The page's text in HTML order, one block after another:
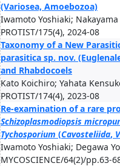
(Variosea, Amoebozoa)
Iwamoto Yoshiaki; Nakayama
PROTIST/175(4), 2024-08
Taxonomy of a New
parasitica sp. nov.
and Rhabdocoels
Kato Koichiro; Yahata
PROTIST/174(4), 2023-08
Re-examination of a rare
Schizoplasmodiopsis
Tychosporium (Cavosteliida,
Iwamoto Yoshiaki; Degawa
MYCOSCIENCE/64(2)/pp.63-